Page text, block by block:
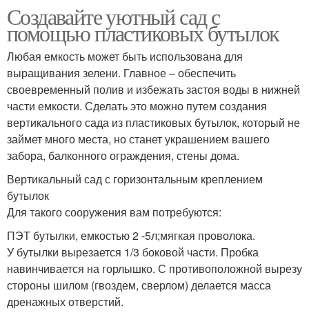
Создавайте уютный сад с
помощью пластиковых бутылок
Любая емкость может быть использована для
выращивания зелени. Главное – обеспечить
своевременный полив и избежать застоя воды в нижней
части емкости. Сделать это можно путем создания
вертикального сада из пластиковых бутылок, который не
займет много места, но станет украшением вашего
забора, балконного ограждения, стены дома.
Вертикальный сад с горизонтальным креплением
бутылок
Для такого сооружения вам потребуются:
ПЭТ бутылки, емкостью 2 -5л;мягкая проволока.
У бутылки вырезается 1/3 боковой части. Пробка
навинчивается на горлышко. С противоположной вырезу
стороны шилом (гвоздем, сверлом) делается масса
дренажных отверстий.